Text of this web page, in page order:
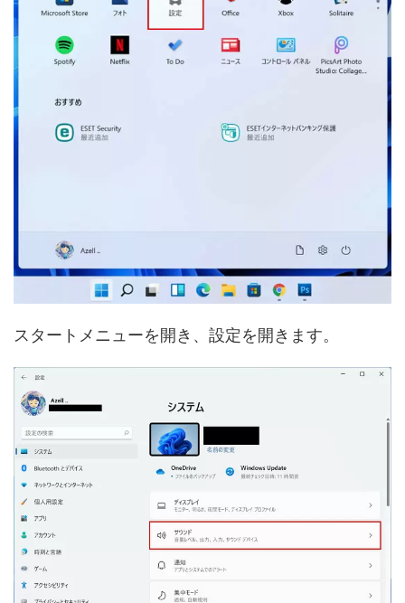
スタートメニューを開き、設定を開きます。